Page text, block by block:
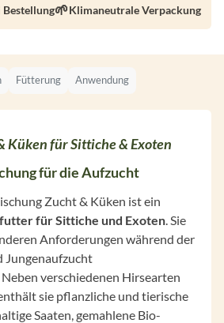
Klimaneutrale Verpackung
Fütterung Anwendung
Küken für Sittiche & Exoten
für die Aufzucht
Zucht & Küken ist ein
für Sittiche und Exoten . Sie
Anforderungen während der
Jungenaufzucht
verschiedenen Hirsearten
sie pflanzliche und tierische
Saaten, gemahlene Bio-